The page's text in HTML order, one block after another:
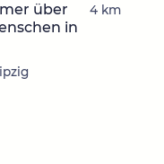
über
in
4 km